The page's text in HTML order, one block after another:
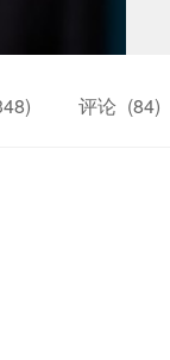
评论 (84)